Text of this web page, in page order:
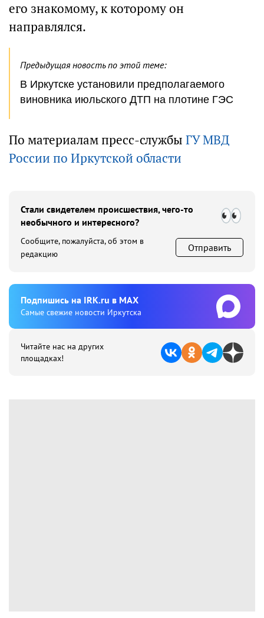
его знакомому, к которому он
направлялся.
Предыдущая новость по этой теме:
В Иркутске установили предполагаемого
виновника июльского ДТП на плотине ГЭС
По материалам пресс-службы ГУ МВД
России по Иркутской области
Стали свидетелем происшествия, чего-то
необычного и интересного?
Сообщите, пожалуйста, об этом в
редакцию
Отправить
Подпишиcь на IRK.ru в MAX
Cамые свежие новости Иркутска
Читайте нас на других
площадках!